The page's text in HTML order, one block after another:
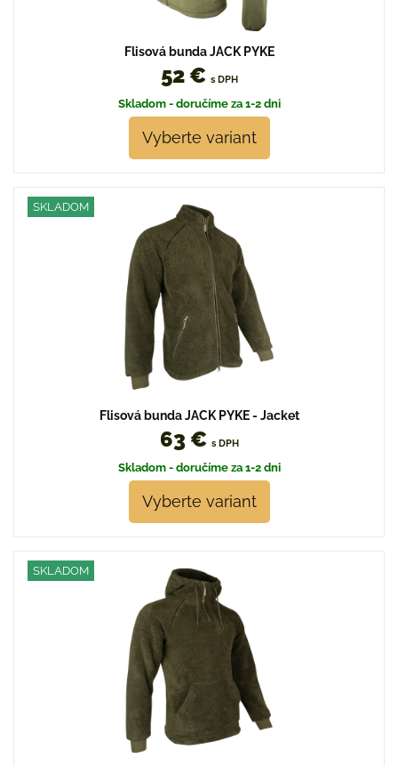
Flisová bunda JACK PYKE
52 € s DPH
Skladom - doručíme za 1-2 dni
Vyberte variant
SKLADOM
Flisová bunda JACK PYKE - Jacket
63 € s DPH
Skladom - doručíme za 1-2 dni
Vyberte variant
SKLADOM